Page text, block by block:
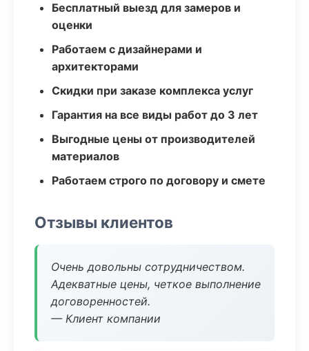
Бесплатный выезд для замеров и
оценки
Работаем с дизайнерами и
архитекторами
Скидки при заказе комплекса услуг
Гарантия на все виды работ до 3 лет
Выгодные цены от производителей
материалов
Работаем строго по договору и смете
Отзывы клиентов
Очень довольны сотрудничеством.
Адекватные цены, четкое выполнение
договоренностей.
— Клиент компании